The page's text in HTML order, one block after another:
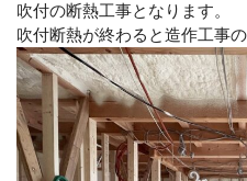
吹付の断熱工事となります。
吹付断熱が終わると造作工事の